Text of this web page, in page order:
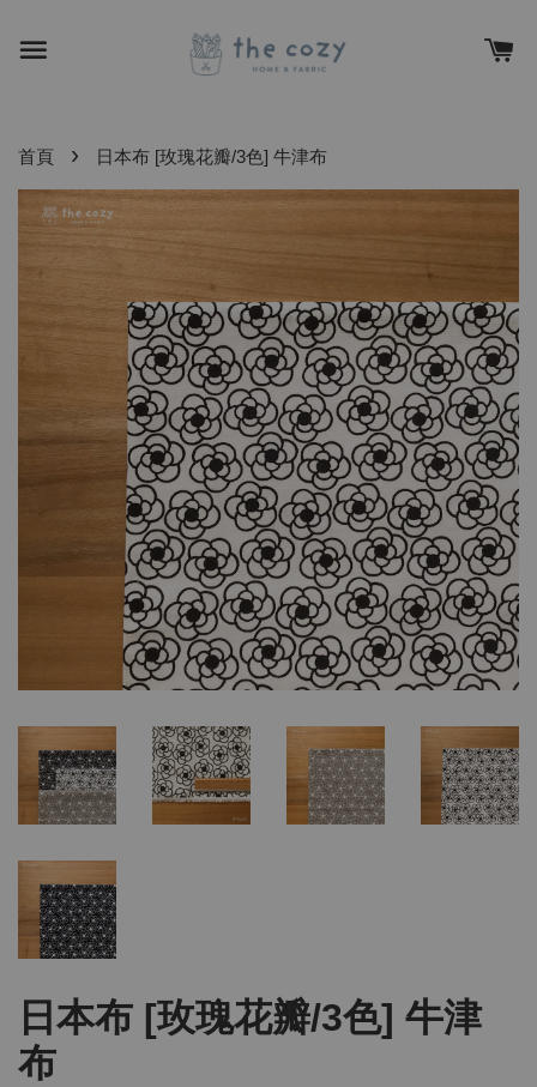
首頁 › 日本布 [玫瑰花瓣/3色] 牛津布
日本布 [玫瑰花瓣/3色] 牛津
布